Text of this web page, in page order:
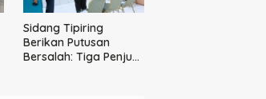
Sidang Tipiring
Berikan Putusan
Bersalah: Tiga Penjual